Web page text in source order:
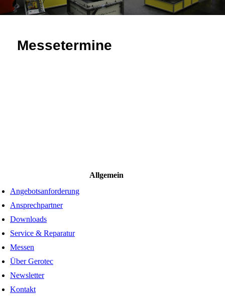
Messetermine
Allgemein
Angebotsanforderung
Ansprechpartner
Downloads
Service & Reparatur
Messen
Über Gerotec
Newsletter
Kontakt